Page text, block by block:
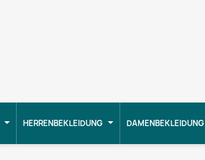
HERRENBEKLEIDUNG DAMENBEKLEIDUNG